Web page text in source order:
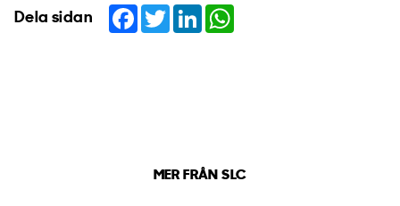
Dela sidan Facebook
TwitterLinkedIn
MER FRÅN SLC